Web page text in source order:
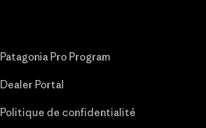
Patagonia Pro Program
Dealer Portal
Politique de confidentialité